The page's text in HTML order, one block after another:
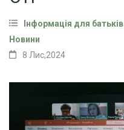
Інформація для батьків
Новини
8 Лис,2024